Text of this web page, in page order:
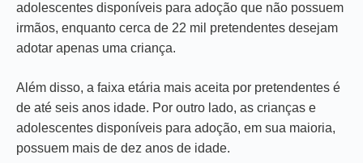
adolescentes disponíveis para adoção que não possuem
irmãos, enquanto cerca de 22 mil pretendentes desejam
adotar apenas uma criança.
Além disso, a faixa etária mais aceita por pretendentes é
de até seis anos idade. Por outro lado, as crianças e
adolescentes disponíveis para adoção, em sua maioria,
possuem mais de dez anos de idade.